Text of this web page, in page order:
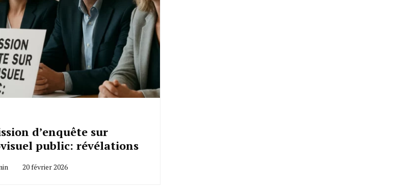
d’enquête sur
public: révélations
20 février 2026